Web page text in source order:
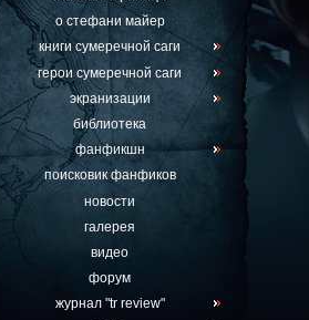
о стефани майер
книги сумеречной саги
герои сумеречной саги
экранизации
библиотека
фанфикшн
поисковик фанфиков
новости
галерея
видео
форум
журнал "tr review"